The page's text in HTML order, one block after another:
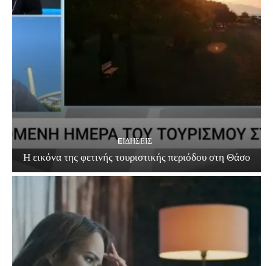
EΙΔΗΣΕΙΣ
Η εικόνα της φετινής τουριστικής περιόδου στη Θάσο